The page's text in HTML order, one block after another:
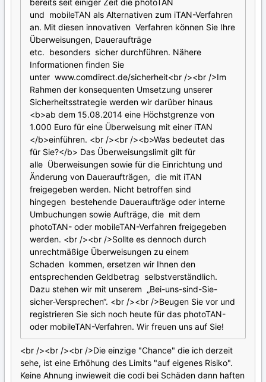
bereits seit einiger Zeit die photoTAN
und mobileTAN als Alternativen zum iTAN-Verfahren
an. Mit diesen innovativen Verfahren können Sie Ihre
Überweisungen, Daueraufträge
etc. besonders sicher durchführen. Nähere
Informationen finden Sie
unter www.comdirect.de/sicherheit<br /><br />Im
Rahmen der konsequenten Umsetzung unserer
Sicherheitsstrategie werden wir darüber hinaus
<b>ab dem 15.08.2014 eine Höchstgrenze von
1.000 Euro für eine Überweisung mit einer iTAN
</b>einführen. <br /><br /><b>Was bedeutet das
für Sie?</b> Das Überweisungslimit gilt für
alle Überweisungen sowie für die Einrichtung und
Änderung von Daueraufträgen, die mit iTAN
freigegeben werden. Nicht betroffen sind
hingegen bestehende Daueraufträge oder interne
Umbuchungen sowie Aufträge, die mit dem
photoTAN- oder mobileTAN-Verfahren freigegeben
werden. <br /><br />Sollte es dennoch durch
unrechtmäßige Überweisungen zu einem
Schaden kommen, ersetzen wir Ihnen den
entsprechenden Geldbetrag selbstverständlich.
Dazu stehen wir mit unserem „Bei-uns-sind-Sie-
sicher-Versprechen“. <br /><br />Beugen Sie vor und
registrieren Sie sich noch heute für das photoTAN-
oder mobileTAN-Verfahren. Wir freuen uns auf Sie!
<br /><br /><br />Die einzige "Chance" die ich derzeit
sehe, ist eine Erhöhung des Limits "auf eigenes Risiko".
Keine Ahnung inwieweit die codi bei Schäden dann haften